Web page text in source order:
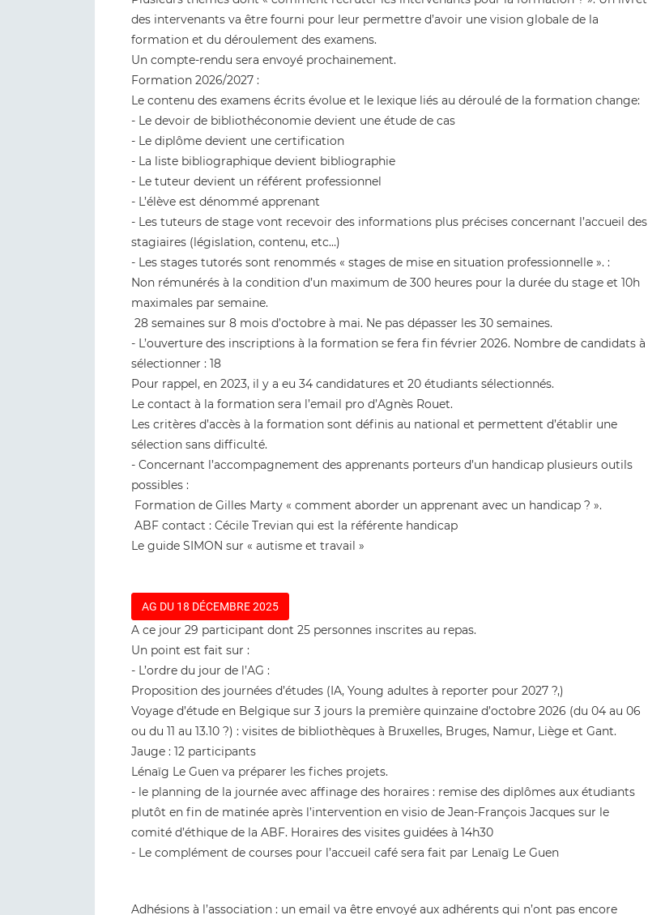
des intervenants va être fourni pour leur permettre d’avoir une vision globale de la
formation et du déroulement des examens.
Un compte-rendu sera envoyé prochainement.
Formation 2026/2027 :
Le contenu des examens écrits évolue et le lexique liés au déroulé de la formation change:
- Le devoir de bibliothéconomie devient une étude de cas
- Le diplôme devient une certification
- La liste bibliographique devient bibliographie
- Le tuteur devient un référent professionnel
- L’élève est dénommé apprenant
- Les tuteurs de stage vont recevoir des informations plus précises concernant l’accueil des
stagiaires (législation, contenu, etc…)
- Les stages tutorés sont renommés « stages de mise en situation professionnelle ». :
Non rémunérés à la condition d’un maximum de 300 heures pour la durée du stage et 10h
maximales par semaine.
28 semaines sur 8 mois d’octobre à mai. Ne pas dépasser les 30 semaines.
- L’ouverture des inscriptions à la formation se fera fin février 2026. Nombre de candidats à
sélectionner : 18
Pour rappel, en 2023, il y a eu 34 candidatures et 20 étudiants sélectionnés.
Le contact à la formation sera l’email pro d’Agnès Rouet.
Les critères d’accès à la formation sont définis au national et permettent d’établir une
sélection sans difficulté.
- Concernant l’accompagnement des apprenants porteurs d’un handicap plusieurs outils
possibles :
Formation de Gilles Marty « comment aborder un apprenant avec un handicap ? ».
ABF contact : Cécile Trevian qui est la référente handicap
Le guide SIMON sur « autisme et travail »
AG DU 18 DÉCEMBRE 2025
A ce jour 29 participant dont 25 personnes inscrites au repas.
Un point est fait sur :
- L’ordre du jour de l’AG :
Proposition des journées d’études (IA, Young adultes à reporter pour 2027 ?,)
Voyage d’étude en Belgique sur 3 jours la première quinzaine d’octobre 2026 (du 04 au 06
ou du 11 au 13.10 ?) : visites de bibliothèques à Bruxelles, Bruges, Namur, Liège et Gant.
Jauge : 12 participants
Lénaïg Le Guen va préparer les fiches projets.
- le planning de la journée avec affinage des horaires : remise des diplômes aux étudiants
plutôt en fin de matinée après l’intervention en visio de Jean-François Jacques sur le
comité d’éthique de la ABF. Horaires des visites guidées à 14h30
- Le complément de courses pour l’accueil café sera fait par Lenaïg Le Guen
Adhésions à l’association : un email va être envoyé aux adhérents qui n’ont pas encore